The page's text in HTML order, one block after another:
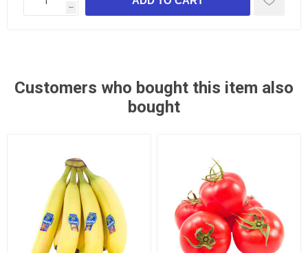
h
Customers who bought this item also
bought